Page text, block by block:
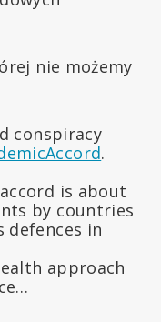
nie możemy
conspiracy
.
is about
by countries
defences in
approach